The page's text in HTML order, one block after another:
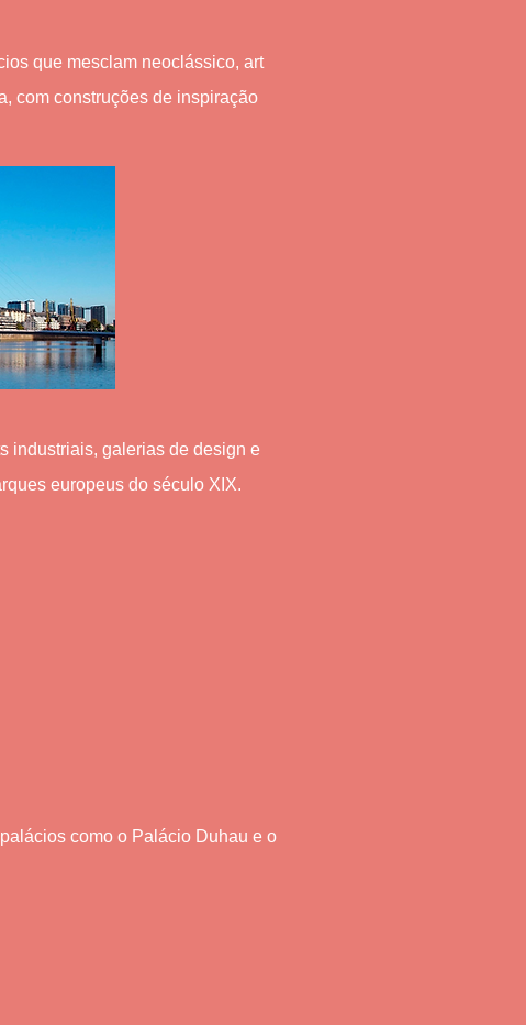
que mesclam neoclássico, art
com construções de inspiração
industriais, galerias de design e
europeus do século XIX.
como o Palácio Duhau e o